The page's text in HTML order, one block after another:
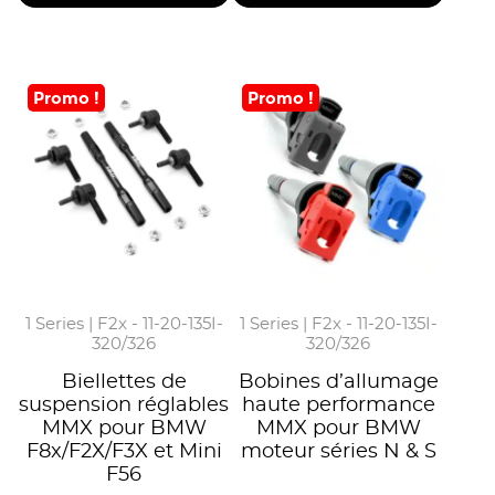
Promo !
1 Series | F2x - 11-20-135I-
320/326
Biellettes de
suspension réglables
MMX pour BMW
F8x/F2X/F3X et Mini
F56
Promo !
1 Series | F2x - 11-20-135I-
320/326
Bobines d’allumage
haute performance
MMX pour BMW
moteur séries N & S